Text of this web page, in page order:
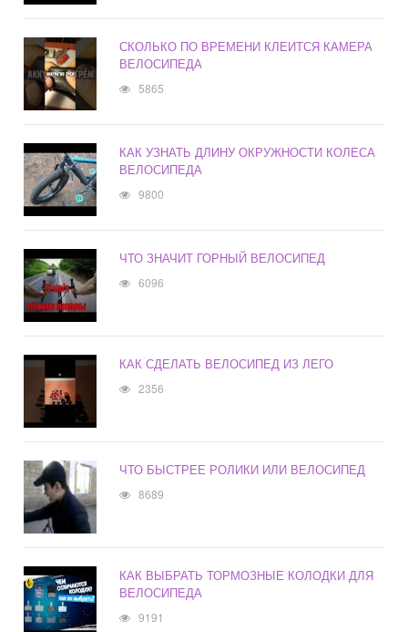
СКОЛЬКО ПО ВРЕМЕНИ КЛЕИТСЯ КАМЕРА
ВЕЛОСИПЕДА
5865
КАК УЗНАТЬ ДЛИНУ ОКРУЖНОСТИ КОЛЕСА
ВЕЛОСИПЕДА
9800
ЧТО ЗНАЧИТ ГОРНЫЙ ВЕЛОСИПЕД
6096
КАК СДЕЛАТЬ ВЕЛОСИПЕД ИЗ ЛЕГО
2356
ЧТО БЫСТРЕЕ РОЛИКИ ИЛИ ВЕЛОСИПЕД
8689
КАК ВЫБРАТЬ ТОРМОЗНЫЕ КОЛОДКИ ДЛЯ
ВЕЛОСИПЕДА
9191